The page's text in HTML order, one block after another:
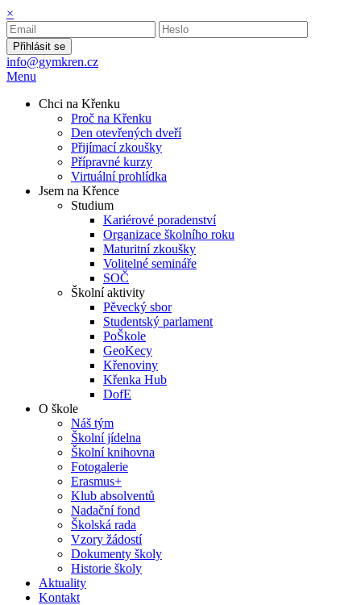
×
Přihlásit se
info@gymkren.cz
Menu
Chci na Křenku
Proč na Křenku
Den otevřených dveří
Přijímací zkoušky
Přípravné kurzy
Virtuální prohlídka
Jsem na Křence
Studium
Kariérové poradenství
Organizace školního roku
Maturitní zkoušky
Volitelné semináře
SOČ
Školní aktivity
Pěvecký sbor
Studentský parlament
PoŠkole
GeoKecy
Křenoviny
Křenka Hub
DofE
O škole
Náš tým
Školní jídelna
Školní knihovna
Fotogalerie
Erasmus+
Klub absolventů
Nadační fond
Školská rada
Vzory žádostí
Dokumenty školy
Historie školy
Aktuality
Kontakt